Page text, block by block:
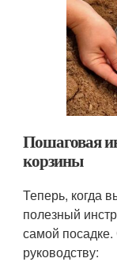
Пошаговая
корзины
Теперь, когда
полезный
самой
руководству: